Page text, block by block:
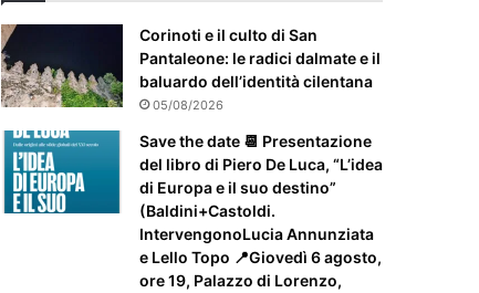
a
r
t
i
c
Corinoti e il culto di San
Pantaleone: le radici dalmate e il
baluardo dell’identità cilentana
05/08/2026
Save the date 📆 Presentazione
del libro di Piero De Luca, “L’idea
di Europa e il suo destino”
(Baldini+Castoldi.
IntervengonoLucia Annunziata
e Lello Topo 📍Giovedì 6 agosto,
ore 19, Palazzo di Lorenzo,